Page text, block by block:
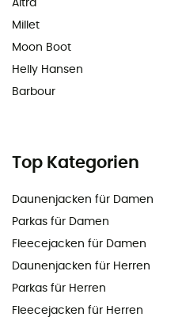
Altra
Millet
Moon Boot
Helly Hansen
Barbour
Top Kategorien
Daunenjacken für Damen
Parkas für Damen
Fleecejacken für Damen
Daunenjacken für Herren
Parkas für Herren
Fleecejacken für Herren